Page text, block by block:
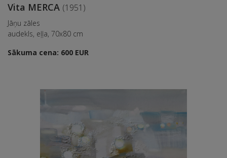
Vita MERCA (1951)
Jāņu zāles
audekls, eļļa, 70x80 cm
Sākuma cena: 600 EUR